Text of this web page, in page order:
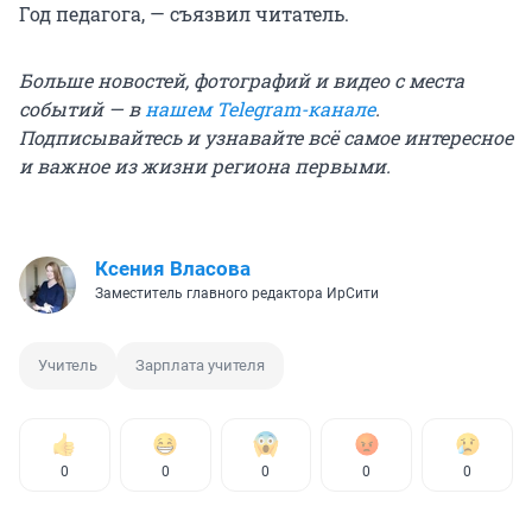
Год педагога, — съязвил читатель.
Больше новостей, фотографий и видео с места
событий — внашем Telegram-канале.
Подписывайтесь и узнавайте всё самое интересное
и важное из жизни региона первыми.
Ксения Власова
Заместитель главного редактора ИрСити
Учитель Зарплата учителя
0 0 0 0 0